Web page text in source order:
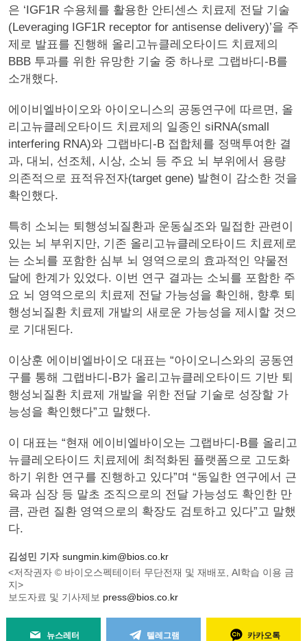
은 ‘IGF1R 수용체를 활용한 안티센스 치료제 전달 기술
(Leveraging IGF1R receptor for antisense delivery)’을 주
제로 발표를 진행해 올리고뉴클레오타이드 치료제의
BBB 투과를 위한 유망한 기술 중 하나로 그랩바디-B를
소개했다.
에이비엘바이오와 아이오니스의 공동연구에 따르면, 올
리고뉴클레오타이드 치료제의 일종인 siRNA(small
interfering RNA)와 그랩바디-B 접합체를 정맥투여한 결
과, 대뇌, 선조체, 시상, 소뇌 등 주요 뇌 부위에서 용량
의존적으로 표적유전자(target gene) 발현이 감소한 것을
확인했다.
특히 소뇌는 퇴행성뇌질환과 운동실조와 밀접한 관련이
있는 뇌 부위지만, 기존 올리고뉴클레오타이드 치료제로
는 소뇌를 포함한 심부 뇌 영역으로의 효과적인 약물전
달에 한계가 있었다. 이번 연구 결과는 소뇌를 포함한 주
요 뇌 영역으로의 치료제 전달 가능성을 확인해, 향후 퇴
행성뇌질환 치료제 개발의 새로운 가능성을 제시할 것으
로 기대된다.
이상훈 에이비엘바이오 대표는 “아이오니스와의 공동연
구를 통해 그랩바디-B가 올리고뉴클레오타이드 기반 퇴
행성뇌질환 치료제 개발을 위한 전달 기술로 성장할 가
능성을 확인했다”고 말했다.
이 대표는 “현재 에이비엘바이오는 그랩바디-B를 올리고
뉴클레오타이드 치료제에 최적화된 플랫폼으로 고도화
하기 위한 연구를 진행하고 있다”며 “동일한 연구에서 근
육과 심장 등 말초 조직으로의 전달 가능성도 확인한 만
큼, 관련 질환 영역으로의 확장도 검토하고 있다”고 말했
다.
김성민 기자 sungmin.kim@bios.co.kr
<저작권자 © 바이오스펙테이터 무단전재 및 재배포, AI학습 이용 금
지>
보도자료 및 기사제보 press@bios.co.kr
뉴스레터 텔레그램 카카오톡